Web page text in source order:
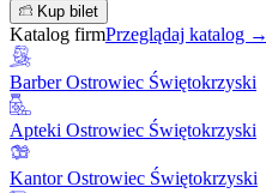
Kup bilet
Katalog firmPrzeglądaj katalog →
Barber Ostrowiec Świętokrzyski
Apteki Ostrowiec Świętokrzyski
Kantor Ostrowiec Świętokrzyski